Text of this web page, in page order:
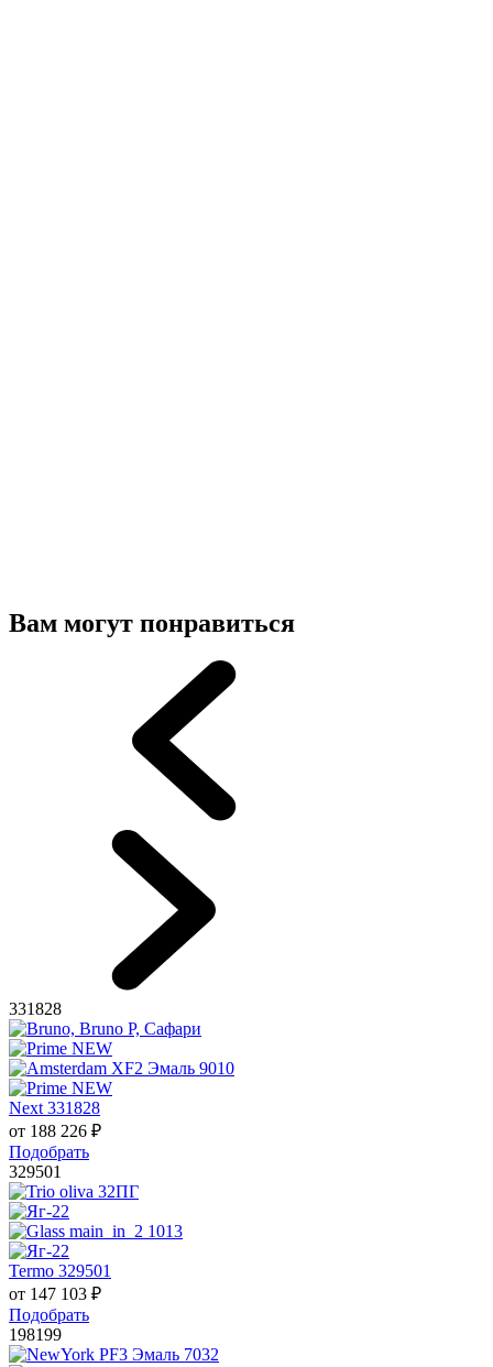
Вам могут понравиться
331828
Next 331828
от 188 226 ₽
Подобрать
329501
Termo 329501
от 147 103 ₽
Подобрать
198199